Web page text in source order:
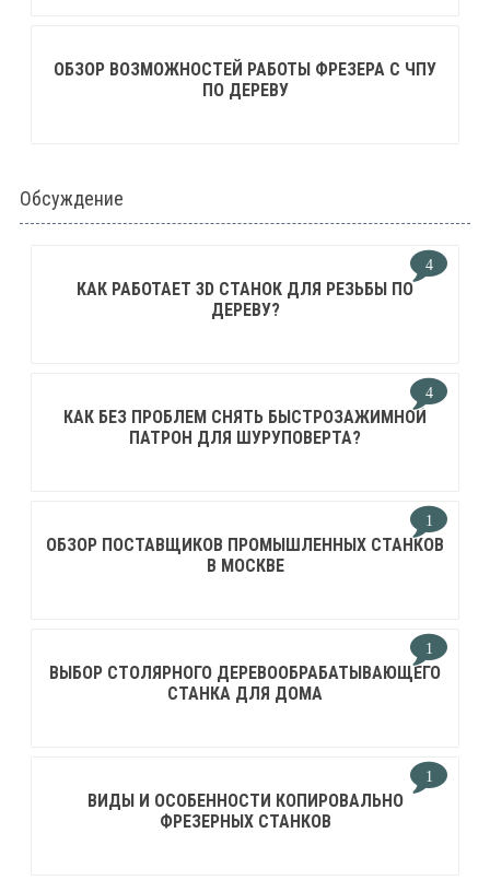
ОБЗОР ВОЗМОЖНОСТЕЙ РАБОТЫ ФРЕЗЕРА С ЧПУ
ПО ДЕРЕВУ
Обсуждение
4
КАК РАБОТАЕТ 3D СТАНОК ДЛЯ РЕЗЬБЫ ПО
ДЕРЕВУ?
4
КАК БЕЗ ПРОБЛЕМ СНЯТЬ БЫСТРОЗАЖИМНОЙ
ПАТРОН ДЛЯ ШУРУПОВЕРТА?
1
ОБЗОР ПОСТАВЩИКОВ ПРОМЫШЛЕННЫХ СТАНКОВ
В МОСКВЕ
1
ВЫБОР СТОЛЯРНОГО ДЕРЕВООБРАБАТЫВАЮЩЕГО
СТАНКА ДЛЯ ДОМА
1
ВИДЫ И ОСОБЕННОСТИ КОПИРОВАЛЬНО
ФРЕЗЕРНЫХ СТАНКОВ